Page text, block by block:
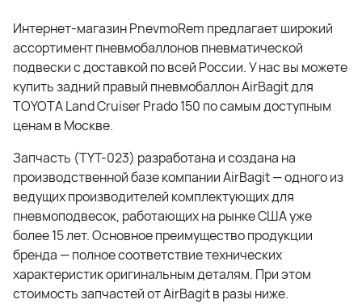
Интернет-магазин PnevmoRem предлагает широкий
ассортимент пневмобаллонов пневматической
подвески с доставкой по всей России. У нас вы можете
купить задний правый пневмобаллон AirBagit для
TOYOTA Land Cruiser Prado 150 по самым доступным
ценам в Москве.
Запчасть (TYT-023) разработана и создана на
производственной базе компании AirBagit — одного из
ведущих производителей комплектующих для
пневмоподвесок, работающих на рынке США уже
более 15 лет. Основное преимущество продукции
бренда — полное соответствие технических
характеристик оригинальным деталям. При этом
стоимость запчастей от AirBagit в разы ниже.